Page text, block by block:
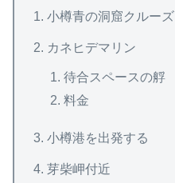
小樽青の洞窟クルーズ
カネヒデマリン
待合スペースの艀
料金
小樽港を出発する
芽柴岬付近